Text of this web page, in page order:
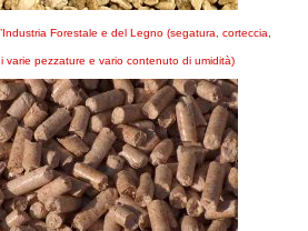
Forestale e del Legno (segatura, corteccia,
varie pezzature e vario contenuto di umidità)